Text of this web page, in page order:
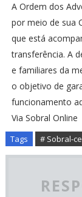
A Ordem dos
por meio de sua
que está
transferência. A
e familiares da
o objetivo de
funcionamento
Via Sobral Online
Tags # Sobral-ce